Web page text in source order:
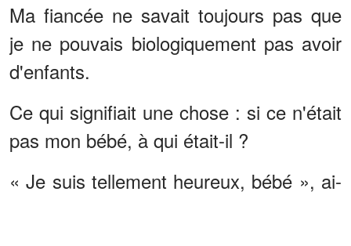
Ma fiancée ne savait toujours pas que
je ne pouvais biologiquement pas avoir
d'enfants.
Ce qui signifiait une chose : si ce n'était
pas mon bébé, à qui était-il ?
« Je suis tellement heureux, bébé », ai-